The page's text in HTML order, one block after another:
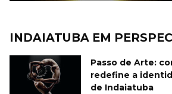
INDAIATUBA EM
Passo de Arte:
redefine a
de Indaiatuba